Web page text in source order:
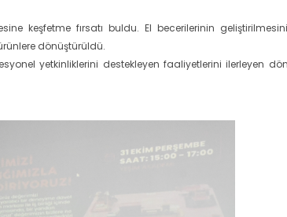
keşfetme fırsatı buldu. El becerilerinin
dönüştürüldü.
yetkinliklerini destekleyen faaliyetlerini ilerleyen